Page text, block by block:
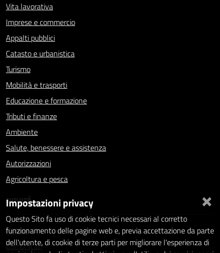
Vita lavorativa
Imprese e commercio
Appalti pubblici
Catasto e urbanistica
Turismo
Mobilità e trasporti
Educazione e formazione
Tributi e finanze
Ambiente
Salute, benessere e assistenza
Autorizzazioni
Agricoltura e pesca
NOVITÀ
Notizie
Comunicati
×
Impostazioni privacy
Questo Sito fa uso di cookie tecnici necessari al corretto
funzionamento delle pagine web e, previa accettazione da parte
dell'utente, di cookie di terze parti per migliorare l'esperienza di